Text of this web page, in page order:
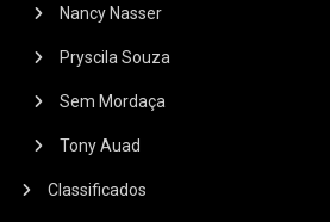
Nancy Nasser
Pryscila Souza
Sem Mordaça
Tony Auad
Classificados